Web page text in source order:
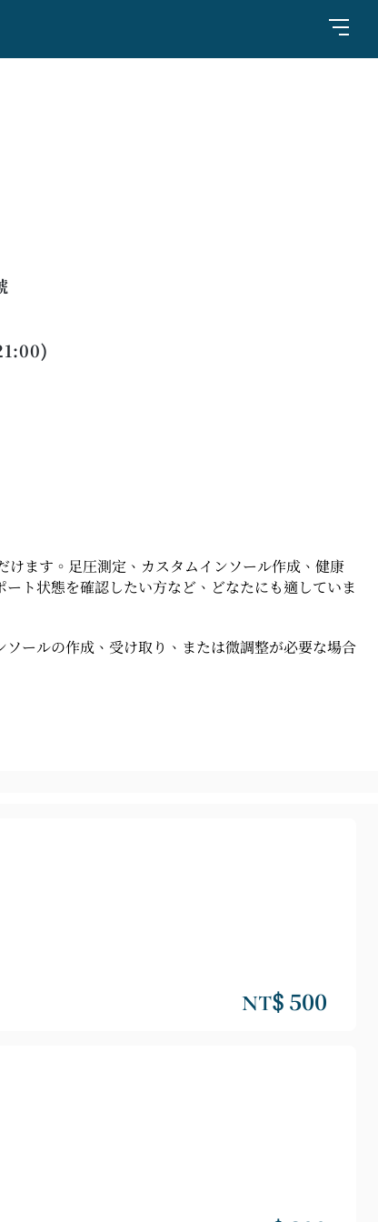
ます。足圧測定、カスタムインソール作成、健康
ト状態を確認したい方など、どなたにも適していま
ールの作成、受け取り、または微調整が必​​要な場合
NT$ 500